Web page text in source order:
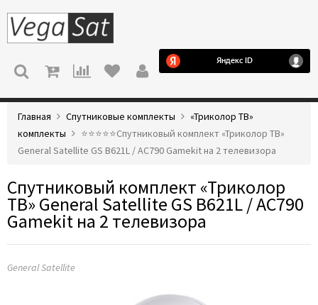
МЕНЮ
Главная Спутниковые комплекты
«Триколор ТВ»
комплекты
⭐️⭐️⭐️⭐️⭐️Спутниковый комплект «Триколор ТВ»
General Satellite GS B621L / AC790 Gamekit на 2 телевизора
Спутниковый комплект «Триколор
ТВ» General Satellite GS B621L / AC790
Gamekit на 2 телевизора
General Satellite